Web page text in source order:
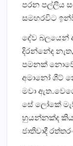
පරන පල්ලිය
සමහරවිට
දේව බලයෙන්
දිරන්නේද
පමනක්
අමානෝ ශීට්
මවා
සේ ලෝකේ
හුයන්නක්ද
ජාතිවාදී